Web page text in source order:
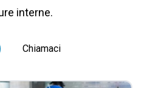
interne.
Chiamaci